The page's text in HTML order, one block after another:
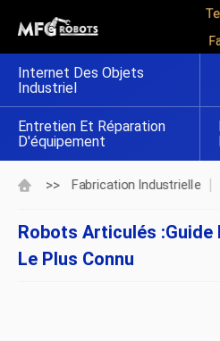
Internet Des Objets
Industriel
Entretien Et Réparation
D'équipement
>> Fabrication Industrielle
Robots Articulés :Guide
Le Plus Connu